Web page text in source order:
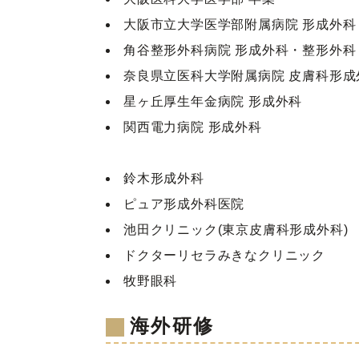
大阪市立大学医学部附属病院 形成外科
角谷整形外科病院 形成外科・整形外科
奈良県立医科大学附属病院 皮膚科形成
星ヶ丘厚生年金病院 形成外科
関西電力病院 形成外科
鈴木形成外科
ピュア形成外科医院
池田クリニック(東京皮膚科形成外科)
ドクターリセラみきなクリニック
牧野眼科
海外研修